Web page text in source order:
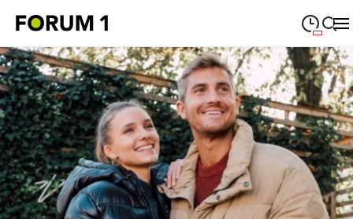
Suche schließen
Montag
MONTAG 09:00 — 19:00
Dienstag
DIENSTAG 09:00—19:00
Mittwoch
MITTWOCH 09:00—19:00
Donnerstag
DONNERSTAG 09:00 19:00